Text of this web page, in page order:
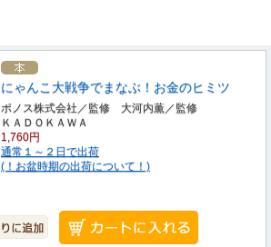
にゃんこ大戦争でまなぶ！お金のヒミツ
ポノス株式会社／監修 大河内薫／監修
ＫＡＤＯＫＡＷＡ
1,760円
通常１～２日で出荷
(！お盆時期の出荷について！)